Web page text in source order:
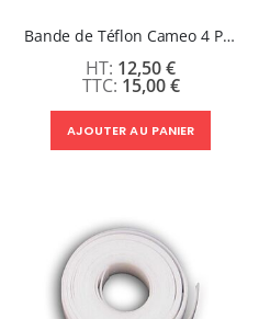
Bande de Téflon Cameo 4 Plus
15,00 €
12,50 €
AJOUTER AU PANIER